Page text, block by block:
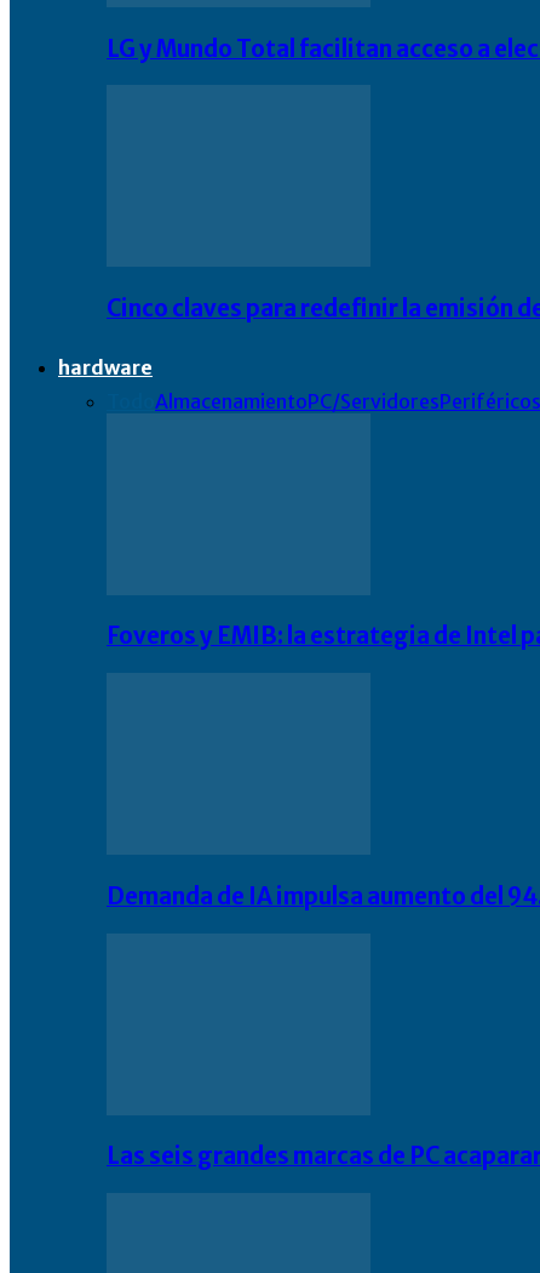
LG y Mundo Total facilitan acceso a
Cinco claves para redefinir la emisión
hardware
AlmacenamientoPC/ServidoresPeriféricos
Foveros y EMIB: la estrategia de Intel
Demanda de IA impulsa aumento del
Las seis grandes marcas de PC